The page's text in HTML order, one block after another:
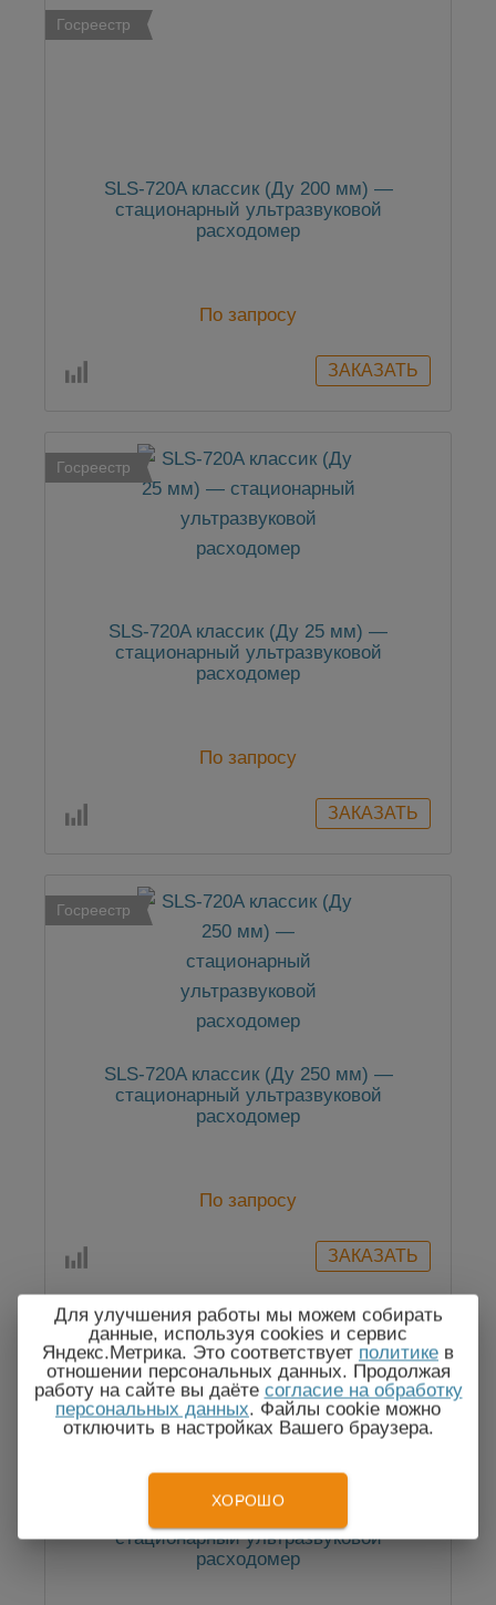
Госреестр
SLS-720A классик (Ду 200 мм) —
стационарный ультразвуковой
расходомер
По запросу
Госреестр
SLS-720A классик (Ду 25 мм) —
стационарный ультразвуковой
расходомер
По запросу
Госреестр
SLS-720A классик (Ду 250 мм) —
стационарный ультразвуковой
расходомер
По запросу
Госреестр
стационарный ультразвуковой
расходомер
Для улучшения работы мы можем собирать
данные, используя cookies и сервис
Яндекс.Метрика. Это соответствует политике в
отношении персональных данных. Продолжая
работу на сайте вы даёте согласие на обработку
персональных данных. Файлы cookie можно
отключить в настройках Вашего браузера.
ХОРОШО